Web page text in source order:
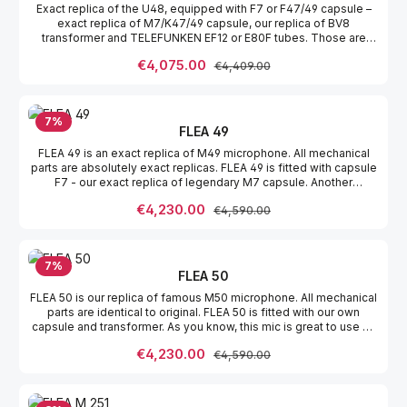
wooden box, power supply, cable and shock mount. Includes:
microphone in wooden box, power supply, cable, shockmount
Exact replica of the U48, equipped with F7 or F47/49 capsule –
exact replica of M7/K47/49 capsule, our replica of BV8
transformer and TELEFUNKEN EF12 or E80F tubes. Those are
lifetime. The body is duraluminium and is nickel plated. FLEA 48
which is coming handy to eliminate too big ambience of the
room, studio, what is not possible with omni polar pattern like, for
instance, on FLEA 47 (or U47). The full set includes: the mic in
wooden box, cable, shockmount and modern style power supply.
Sale price:
€4,075.00 Regular price:
€4,409.00
7%
FLEA 49
FLEA 49 is an exact replica of M49 microphone. All mechanical
parts are absolutely exact replicas. FLEA 49 is fitted with capsule
F7 - our exact replica of legendary M7 capsule. Another
transformers used in M49 mics. The last important part of the
only for female vocals. You can - taste it !!! The sound is soft and
pleasant. The full set includes microphone in wooden box, PSU,
cable.
Sale price:
€4,230.00 Regular price:
€4,590.00
7%
FLEA 50
FLEA 50 is our replica of famous M50 microphone. All mechanical
parts are identical to original. FLEA 50 is fitted with our own
capsule and transformer. As you know, this mic is great to use on
miking or as a spot microphone for acoustic instruments. This is
box, 115/230V PSU, cable, and of course safe flight case.
Sale price:
€4,230.00 Regular price:
€4,590.00